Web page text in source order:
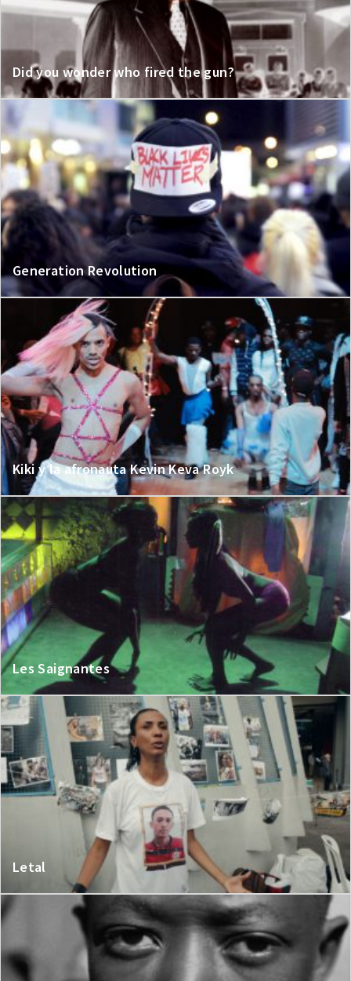
Did you wonder who fired the gun?
Generation Revolution
Kiki y la afronauta Kevin Keva Royk
Les Saignantes
Letal